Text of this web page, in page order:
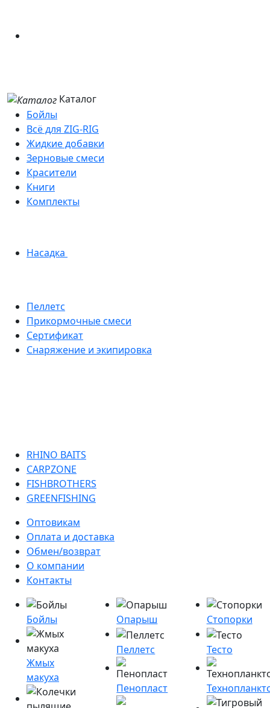
Каталог
Бойлы
Всё для ZIG-RIG
Жидкие добавки
Зерновые смеси
Красители
Книги
Комплекты
Насадка
Пеллетс
Прикормочные смеси
Сертификат
Снаряжение и экипировка
RHINO BAITS
CARPZONE
FISHBROTHERS
GREENFISHING
Оптовикам
Оплата и доставка
Обмен/возврат
О компании
Контакты
Бойлы
Жмых
макуха
Опарыш
Пеллетс
Пенопласт
Стопорки
Тесто